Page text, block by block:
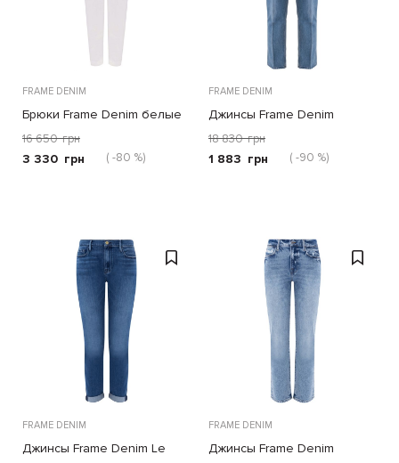
FRAME DENIM
Брюки Frame Denim белые
16 650 грн
3 330 грн ( -80 %)
FRAME DENIM
Джинсы Frame Denim
голубые
18 830 грн
1 883 грн ( -90 %)
FRAME DENIM
Джинсы Frame Denim Le
FRAME DENIM
Джинсы Frame Denim